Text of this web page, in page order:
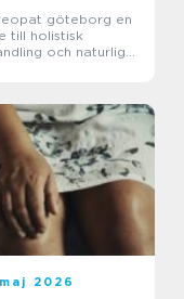
göteborg en
till holistisk
och naturlig
2026